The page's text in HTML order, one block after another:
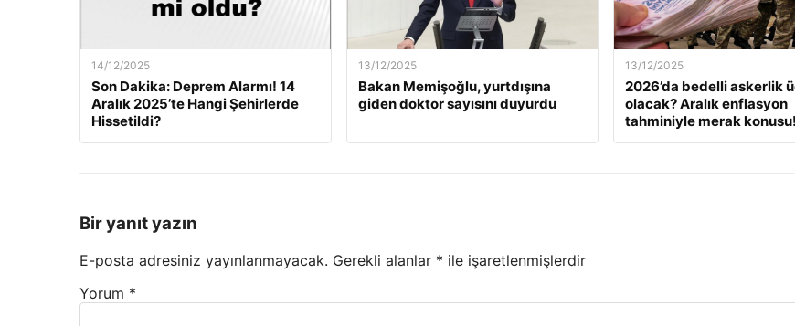
14/12/2025
Son Dakika: Deprem Alarmı! 14
Aralık 2025’te Hangi Şehirlerde
Hissetildi?
13/12/2025
Bakan Memişoğlu, yurtdışına
giden doktor sayısını duyurdu
13/12/2025
2026’da bedelli askerlik
olacak? Aralık enflasyon
tahminiyle merak konusu!
Bir yanıt yazın
E-posta adresiniz yayınlanmayacak. Gerekli alanlar * ile işaretlenmişlerdir
Yorum *